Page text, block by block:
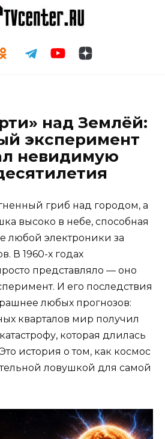
над Землёй:
эксперимент
невидимую
гриб над городом, а
высоко в небе, способная
любой электроники за
В 1960-х годах
представляло — оно
И его последствия
любых прогнозов:
кварталов мир получил
которая длилась
история о том, как космос
ловушкой для самой